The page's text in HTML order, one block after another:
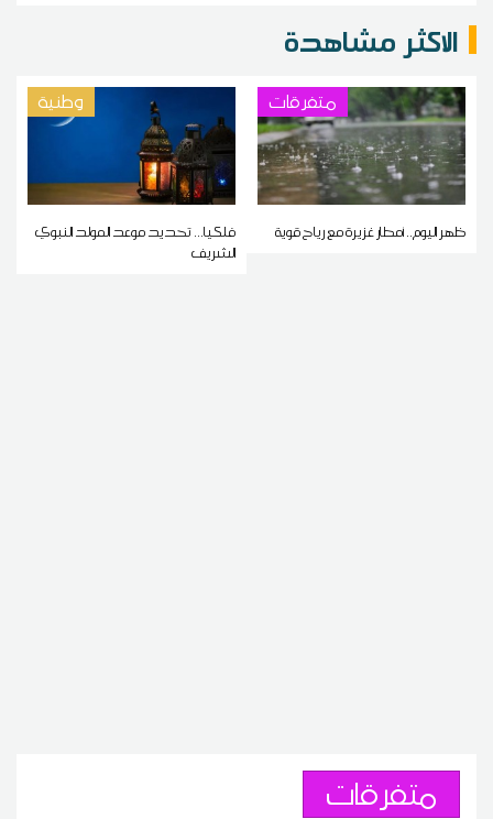
الاكثر مشاهدة
متفرقات
ظهر اليوم.. أمطار غزيرة مع رياح قوية
وطنية
فلكيا... تحديد موعد المولد النبوي
الشريف
متفرقات